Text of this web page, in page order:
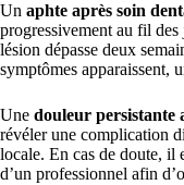
Un aphte après soin
progressivement au fil
lésion dépasse deux
symptômes apparaissent,
Une douleur persistante
révéler une complication
locale. En cas de doute, il
d’un professionnel afin